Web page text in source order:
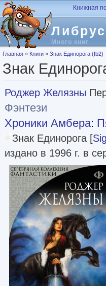
Перейти к основному содержанию
Много книг
Книжная
Вы здесь
Главная » Книги » Знак Единорога (fb2)
Знак
Роджер Желязны
Фэнтези
Хроники Амбера:
Знак Единорога [
издано в 1996 г. в